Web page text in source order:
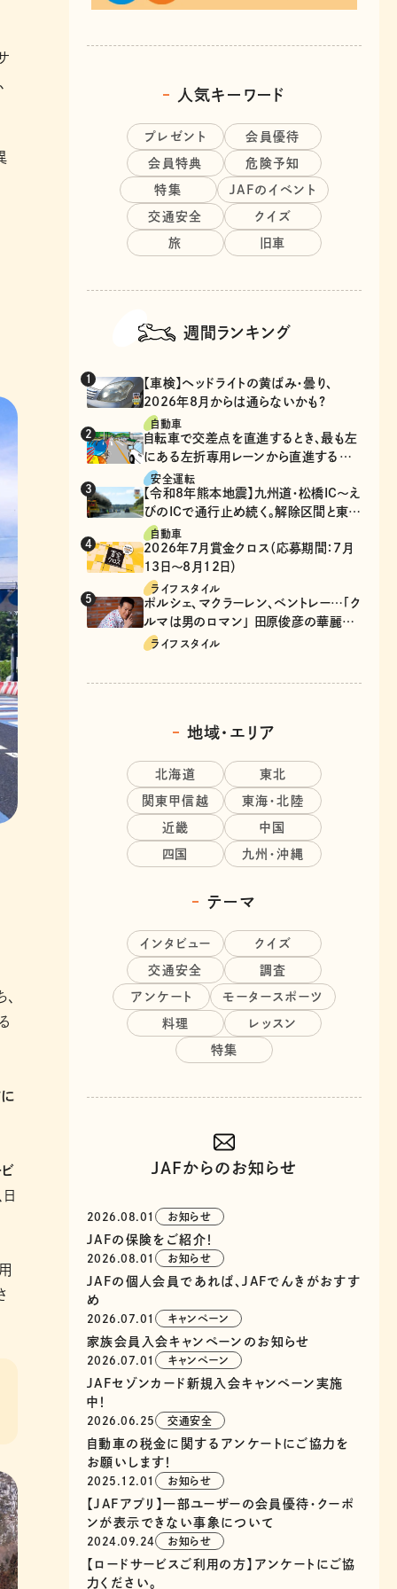
人気キーワード
プレゼント 会員優待
会員特典 危険予知
特集 JAFのイベント
交通安全 クイズ
旅 旧車
週間ランキング
【車検】ヘッドライトの黄ばみ・曇り、
2026年8月からは通らないかも?
自動車
自転車で交差点を直進するとき、最も左
にある左折専用レーンから直進するの
は、違反？
安全運転
【令和8年熊本地震】九州道・松橋IC～え
びのICで通行止め続く。解除区間と東九
州道の迂回ルート
自動車
2026年7月賞金クロス（応募期間：7月
13日～8月12日）
ライフスタイル
ポルシェ、マクラーレン、ベントレー…「ク
ルマは男のロマン」 田原俊彦の華麗な
る愛車遍歴
ライフスタイル
地域・エリア
北海道 東北
関東甲信越 東海・北陸
近畿 中国
四国 九州・沖縄
テーマ
インタビュー クイズ
交通安全 調査
アンケート モータースポーツ
料理 レッスン
特集
JAFからのお知らせ
2026.08.01 お知らせ
JAFの保険をご紹介！
2026.08.01 お知らせ
JAFの個人会員であれば、JAFでんきがおすす
め
2026.07.01 キャンペーン
家族会員入会キャンペーンのお知らせ
2026.07.01 キャンペーン
JAFセゾンカード新規入会キャンペーン実施
中！
2026.06.25 交通安全
自動車の税金に関するアンケートにご協力を
お願いします！
2025.12.01 お知らせ
【JAFアプリ】一部ユーザーの会員優待・クーポ
ンが表示できない事象について
2024.09.24 お知らせ
【ロードサービスご利用の方】アンケートにご協
力ください。